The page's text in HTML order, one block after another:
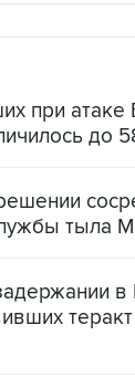
при
до
тыла
в